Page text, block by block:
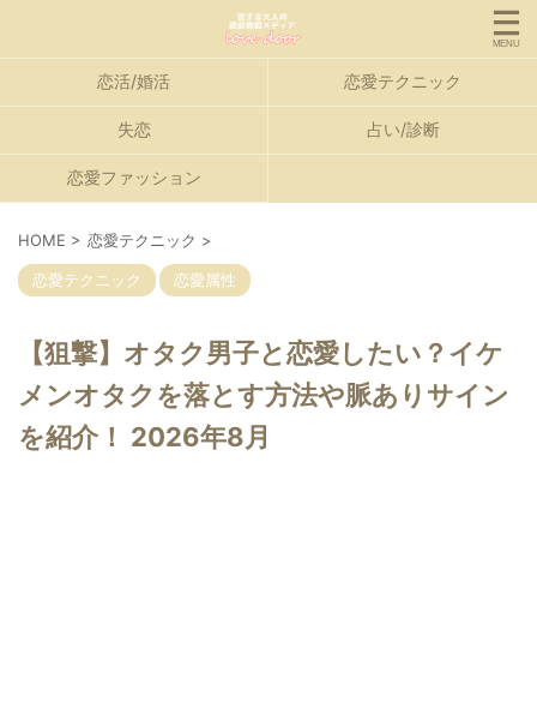
恋活/婚活 恋愛テクニック
失恋 占い/診断
恋愛ファッション
HOME > 恋愛テクニック >
恋愛テクニック 恋愛属性
【狙撃】オタク男子と恋愛したい？イケ
メンオタクを落とす方法や脈ありサイン
を紹介！ 2026年8月